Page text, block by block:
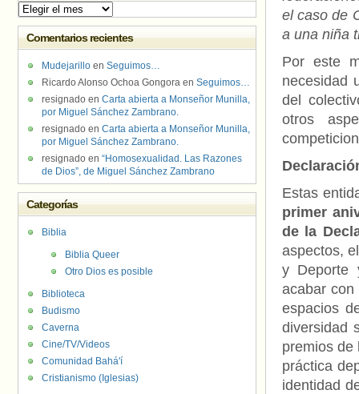
el caso de
a una niña
Por este
necesidad
del
otros
Estas
primer
de la
aspectos,
y Deporte
acabar
espacios
diversidad
premios de
práctica
identidad
Archivos
Comentarios recientes
Mudejarillo en Seguimos…
Ricardo Alonso Ochoa Gongora en Seguimos…
resignado en Carta abierta a Monseñor Munilla,
por Miguel Sánchez Zambrano.
resignado en Carta abierta a Monseñor Munilla,
por Miguel Sánchez Zambrano.
resignado en “Homosexualidad. Las Razones
de Dios”, de Miguel Sánchez Zambrano
Categorías
Biblia
Biblia Queer
Otro Dios es posible
Biblioteca
Budismo
Caverna
Cine/TV/Videos
Comunidad Bahá'í
Cristianismo (Iglesias)